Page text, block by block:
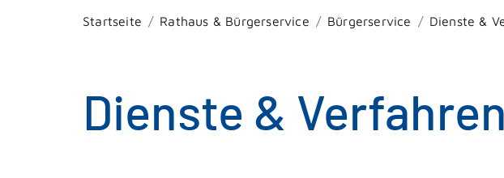
Startseite Rathaus & Bürgerservice Bürgerservice Dienste &
Dienste & Verfahren